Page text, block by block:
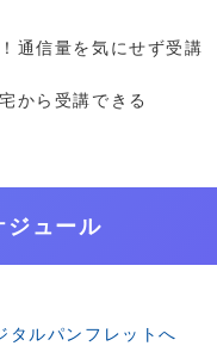
通信量を気にせず受講
から受講できる
ジュール
タルパンフレットへ